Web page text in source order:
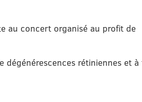
au concert organisé au profit de
rétiniennes et à